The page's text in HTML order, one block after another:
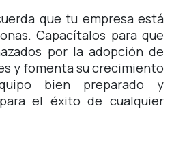
que tu empresa está
Capacítalos para que
por la adopción de
y fomenta su crecimiento
bien preparado y
el éxito de cualquier